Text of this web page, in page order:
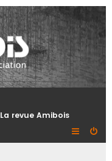
La revue Amibois